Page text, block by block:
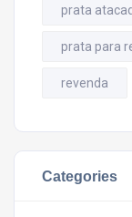
prata
prata para
revenda
Categories